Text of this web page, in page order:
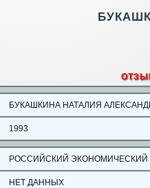
БУКАШКИНА НАТАЛИЯ
1993
РОССИЙСКИЙ ЭКОНОМИЧЕСКИЙ
НЕТ ДАННЫХ